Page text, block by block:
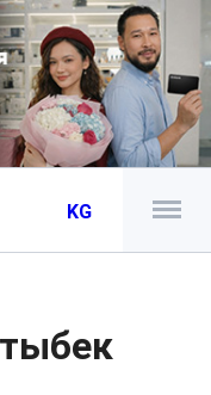
KG